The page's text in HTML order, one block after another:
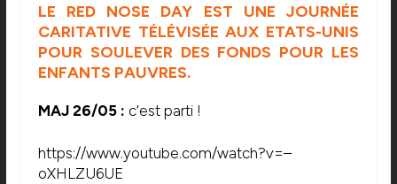
LE RED NOSE DAY EST UNE JOURNÉE
CARITATIVE TÉLÉVISÉE AUX ETATS-UNIS
POUR SOULEVER DES FONDS POUR LES
ENFANTS PAUVRES.
MAJ 26/05 : c’est parti !
https://www.youtube.com/watch?v=–
oXHLZU6UE